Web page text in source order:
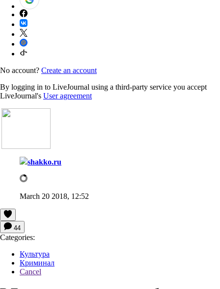
No account? Create an account
By logging in to LiveJournal using a third-party service you accept
LiveJournal's User agreement
shakko.ru
March 20 2018, 12:52
44
Categories:
Культура
Криминал
Cancel